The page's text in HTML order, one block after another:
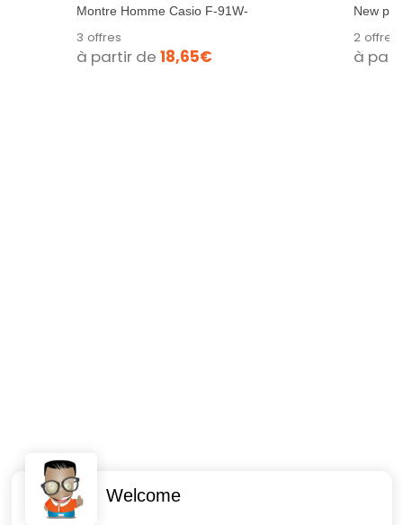
Montre Homme Casio F-91W-
3 offres
à partir de 18,65€
New
2 offres
à
Intéressant ? Partagez !
Welcome